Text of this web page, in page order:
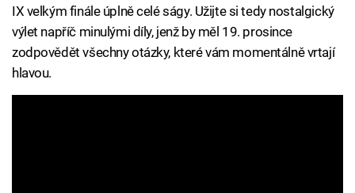
IX velkým finále úplně celé ságy. Užijte si tedy nostalgický
výlet napříč minulými díly, jenž by měl 19. prosince
zodpovědět všechny otázky, které vám momentálně vrtají
hlavou.